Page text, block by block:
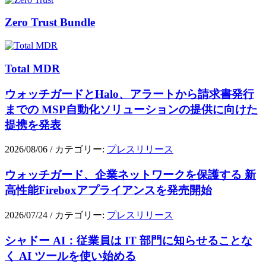
Zero Trust Bundle
Total MDR
ウォッチガードとHalo、アラートから請求書発行
までの MSP自動化ソリューションの提供に向けた
提携を発表
2026/08/06 / カテゴリー: プレスリリース
ウォッチガード、企業ネットワークを保護する 新
高性能Fireboxアプライアンスを発売開始
2026/07/24 / カテゴリー: プレスリリース
シャドー AI：従業員は IT 部門に知らせることな
く AI ツールを使い始める